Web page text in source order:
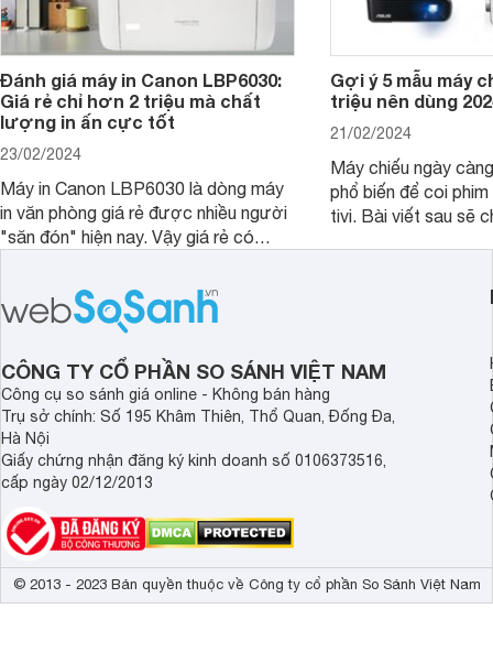
Đánh giá máy in Canon LBP6030:
Giá rẻ chỉ hơn 2 triệu mà chất
lượng in ấn cực tốt
23/02/2024
Máy in Canon LBP6030 là dòng máy
in văn phòng giá rẻ được nhiều người
"săn đón" hiện nay. Vậy giá rẻ có
LBP6030 dưới đây sẽ giúp bạn hiểu
Gợi ý 5 mẫu máy
triệu nên dùng
21/02/2024
Máy chiếu ngày
phổ biến để coi
tivi. Bài viết sau sẽ chia sẻ cho bạn 5
CÔNG TY CỔ PHẦN SO SÁNH VIỆT NAM
Công cụ so sánh giá online - Không bán hàng
Trụ sở chính: Số 195 Khâm Thiên, Thổ Quan, Đống Đa,
Hà Nội
Giấy chứng nhận đăng ký kinh doanh số 0106373516,
cấp ngày 02/12/2013
© 2013 - 2023 Bản quyền thuộc về Công ty cổ phần So Sánh Việt Nam